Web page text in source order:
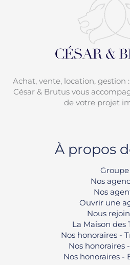
Achat, vente, location,
César & Brutus vous
de votre projet
À propos
Groupe
Nos
Nos
Ouvrir une
Nous
La Maison des
Nos honoraires -
Nos honoraires
Nos honoraires -